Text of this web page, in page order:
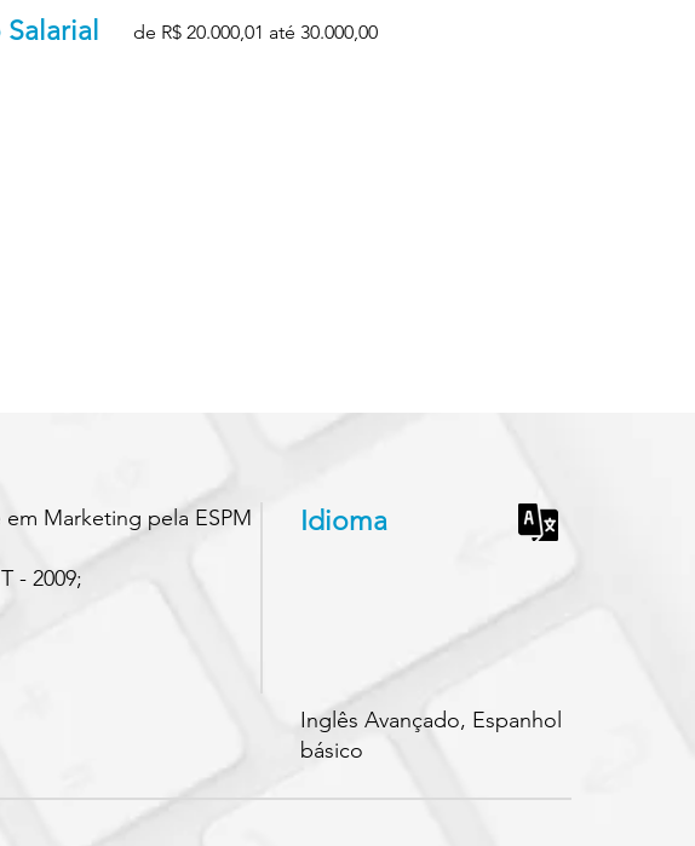
de R$ 20.000,01 até 30.000,00
Marketing pela ESPM
- 2009;
Idioma
Inglês Avançado, Espanhol
básico